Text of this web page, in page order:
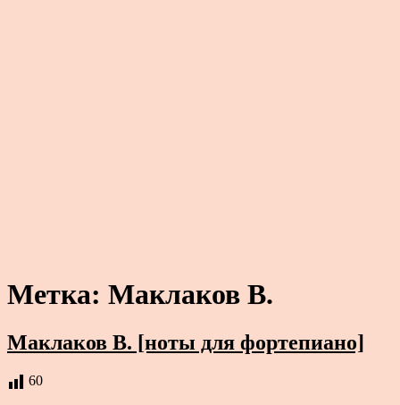
Метка: Маклаков В.
Маклаков В. [ноты для фортепиано]
60